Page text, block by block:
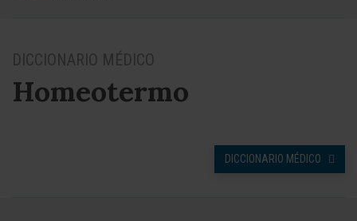
DICCIONARIO MÉDICO
Homeotermo
DICCIONARIO MÉDICO